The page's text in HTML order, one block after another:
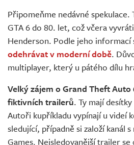
Připomeňme nedávné spekulace.
GTA 6 do 80. let, což včera
Henderson. Podle jeho informací
odehrávat v moderní době.
multiplayer, který u pátého dílu
Velký zájem o Grand Theft
fiktivních trailerů. Ty mají
Autoři kupříkladu vypínají u videí
sledující, případně si založí kanál
Games. Nejsledovanější trailer